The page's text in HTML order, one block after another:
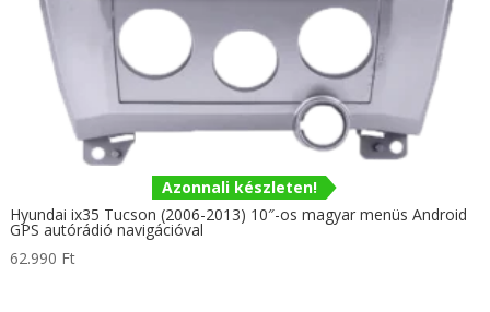
Azonnali készleten!
Hyundai ix35 Tucson (2006-2013) 10″-os magyar menüs Android
GPS autórádió navigációval
62.990 Ft